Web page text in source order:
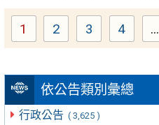
依公告類別彙總
行政公告 ( 3,625 )
Page
1 Page
2 Page
3 Page
4 ...